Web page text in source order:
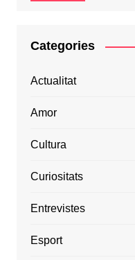
Categories
Actualitat
Amor
Cultura
Curiositats
Entrevistes
Esport